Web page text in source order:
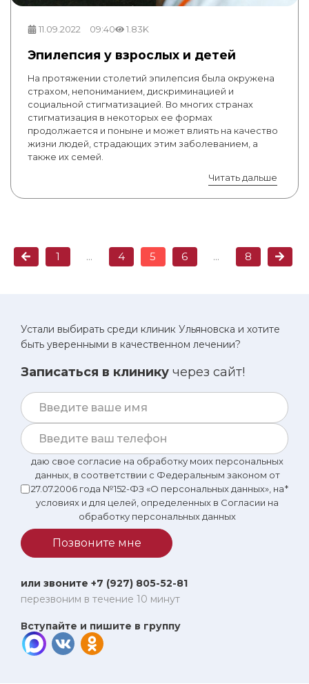
11.09.2022 09:40 1.83K
Эпилепсия у взрослых и детей
На протяжении столетий эпилепсия была окружена
страхом, непониманием, дискриминацией и
социальной стигматизацией. Во многих странах
стигматизация в некоторых ее формах
продолжается и поныне и может влиять на качество
жизни людей, страдающих этим заболеванием, а
также их семей.
Читать дальше
1 ... 4 5 6 ... 8
Устали выбирать среди клиник Ульяновска и хотите
быть уверенными в качественном лечении?
Записаться в клинику через сайт!
даю свое согласие на обработку моих персональных
данных, в соответствии с Федеральным законом от
27.07.2006 года №152-ФЗ «О персональных данных», на
условиях и для целей, определенных в Согласии на
обработку персональных данных
*
Позвоните мне
или звоните +7 (927) 805-52-81
перезвоним в течение 10 минут
Вступайте и пишите в группу